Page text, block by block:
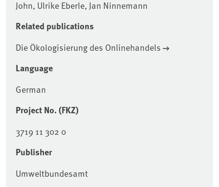
John, Ulrike Eberle, Jan Ninnemann
Related publications
Die Ökologisierung des Onlinehandels
Language
German
Project No. (FKZ)
3719 11 302 0
Publisher
Umweltbundesamt